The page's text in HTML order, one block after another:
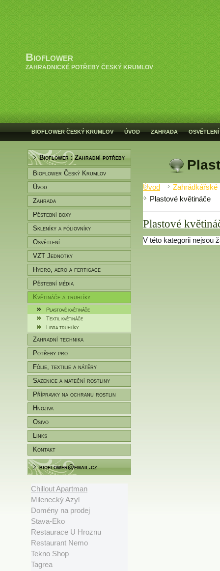
Bioflower
ZAHRADNICKÉ POTŘEBY ČESKÝ KRUMLOV
BIOFLOWER ČESKÝ KRUMLOV ÚVOD ZAHRADA OSVĚTLENÍ
Bioflower : Zahradní potřeby
Bioflower Český Krumlov
Úvod
Zahrada
Pěstební boxy
Skleníky a fóliovníky
Osvětlení
VZT Jednotky
Hydro, aero a fertigace
Pěstební média
Květináče a truhlíky
Plastové květináče
Textil květináče
Libra truhlíky
Zahradní technika
Potřeby pro
zahradníky/pěstitele
Fólie, textilie a nátěry
Sazenice a mateční rostliny
Přípravky na ochranu rostlin
Hnojiva
Osivo
Links
Kontakt
bioflower@email.cz
Chillout Apartman
Milenecký Azyl
Domény na prodej
Stava-Eko
Restaurace U Hroznu
Restaurant Nemo
Tekno Shop
Tagrea
Úvod
Zahrádkářské
Plastové květináče
Plastové
V této kategorii nejsou